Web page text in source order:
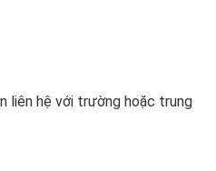
liên hệ với trường hoặc trung